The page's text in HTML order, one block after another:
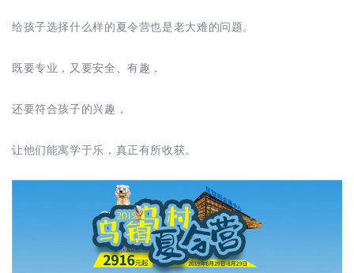
给孩子选择什么样的夏令营也是老大难的问题。
既要专业，又要安全、有趣，
还要符合孩子的兴趣，
让他们能寓学于乐，真正有所收获。